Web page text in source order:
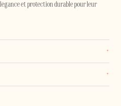
et protection durable pour leur